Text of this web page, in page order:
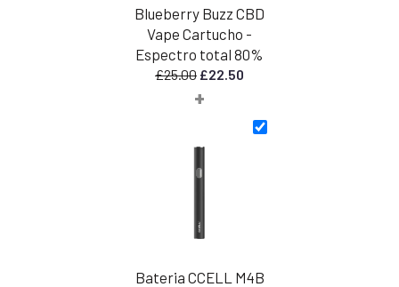
Blueberry Buzz CBD
Vape Cartucho -
Espectro total 80%
£25.00 O
preço
£25.00.
£22.50
é:
+
Bateria CCELL M4B